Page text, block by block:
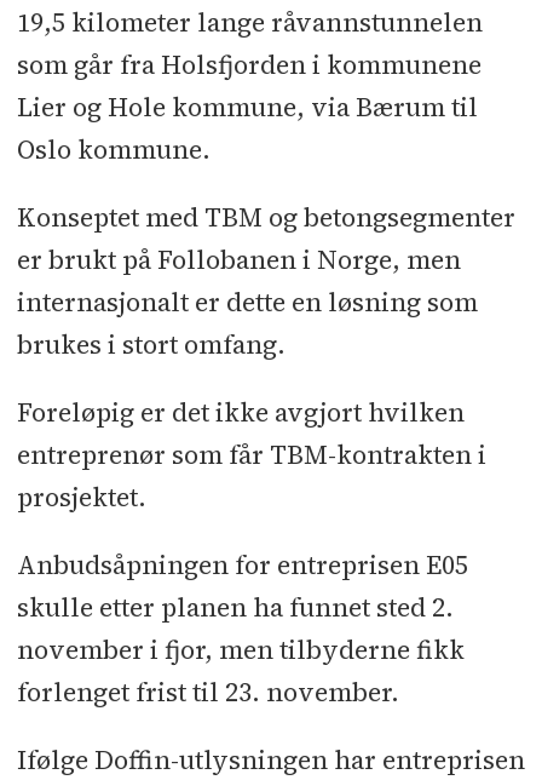
adkomstunneler og nye
vannforsyningstunneler (stamnett).
Kommunen jobber under tidspress i
milliardprosjektet etter at Mattilsynet
påla Oslo kommune å etablere en
fullgod reservevannsløsning innen
1. januar 2028.
19,5 kilometer lange råvannstunnelen
som går fra Holsfjorden i kommunene
Lier og Hole kommune, via Bærum til
Oslo kommune.
Konseptet med TBM og betongsegmenter
er brukt på Follobanen i Norge, men
internasjonalt er dette en løsning som
brukes i stort omfang.
Foreløpig er det ikke avgjort hvilken
entreprenør som får TBM-kontrakten i
prosjektet.
Anbudsåpningen for entreprisen E05
skulle etter planen ha funnet sted 2.
november i fjor, men tilbyderne fikk
forlenget frist til 23. november.
Ifølge Doffin-utlysningen har entreprisen